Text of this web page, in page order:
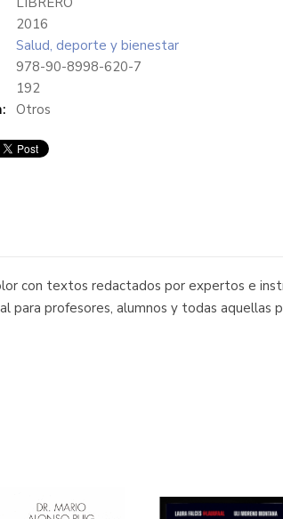
2016
Salud, deporte y bienestar
978-90-8998-620-7
192
Otros
con textos redactados por expertos e
para profesores, alumnos y todas